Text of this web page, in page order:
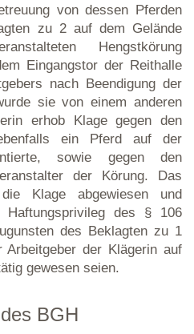
von dessen Pferden
zu 2 auf dem Gelände
Hengstkörung
Eingangstor der Reithalle
nach Beendigung der
sie von einem anderen
erhob Klage gegen den
ein Pferd auf der
sowie gegen den
der Körung. Das
Klage abgewiesen und
Haftungsprivileg des § 106
des Beklagten zu 1
der Klägerin auf
gewesen seien.
BGH